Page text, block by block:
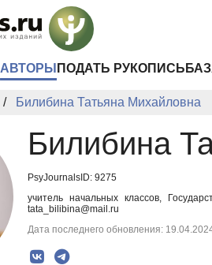
АВТОРЫ ПОДАТЬ РУКОПИСЬ
Билибина Татьяна Михайловна
Билибина
PsyJournalsID: 9275
учитель начальных классов,
tata_bilibina@mail.ru
Дата последнего обновления: